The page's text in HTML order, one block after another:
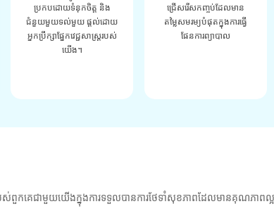
ប្រកបដោយទំនុកចិត្ត និង
ជំនួយមួយទល់មួយ ផ្តល់ដោយ
អ្នកប្រឹក្សាផ្នែកវេជ្ជសាស្រ្តរបស់
យើង។
ជ្រើសរើសកញ្ចប់ដែលមាន
តម្លៃសមរម្យបំផុតក្នុងការធ្វើ
ផែនការព្យាបាល
កគេជាមួយយើងក្នុងការទទួលបានការថែទាំសុខភាពដែលមានគុណភាពល្